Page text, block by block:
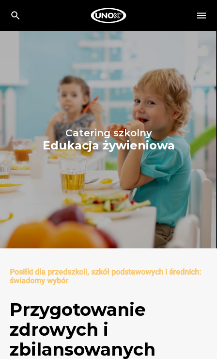
Catering szkolny
Edukacja żywieniowa
Posiłki dla przedszkoli, szkół podstawowych i średnich:
świadomy wybór
Przygotowanie
zdrowych i
zbilansowanych